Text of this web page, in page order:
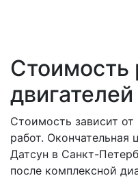
Стоимость
Стоимость зависит
работ. Окончательная
Датсун в Санкт-
после комплексной